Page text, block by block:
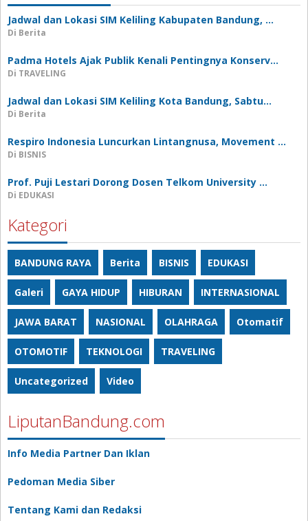
Jadwal dan Lokasi SIM Keliling Kabupaten Bandung, …
Di Berita
Padma Hotels Ajak Publik Kenali Pentingnya Konserv…
Di TRAVELING
Jadwal dan Lokasi SIM Keliling Kota Bandung, Sabtu…
Di Berita
Respiro Indonesia Luncurkan Lintangnusa, Movement …
Di BISNIS
Prof. Puji Lestari Dorong Dosen Telkom University …
Di EDUKASI
Kategori
BANDUNG RAYA Berita BISNIS EDUKASI
Galeri GAYA HIDUP HIBURAN INTERNASIONAL
JAWA BARAT NASIONAL OLAHRAGA Otomatif
OTOMOTIF TEKNOLOGI TRAVELING
Uncategorized Video
LiputanBandung.com
Info Media Partner Dan Iklan
Pedoman Media Siber
Tentang Kami dan Redaksi